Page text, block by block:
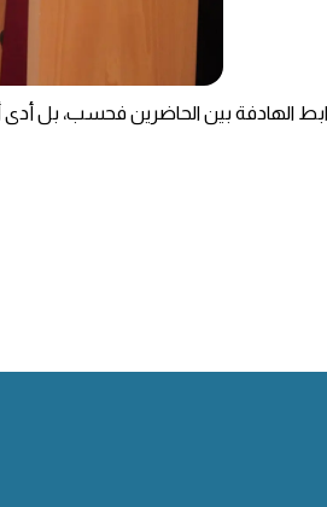
الهادفة بين الحاضرين فحسب، بل